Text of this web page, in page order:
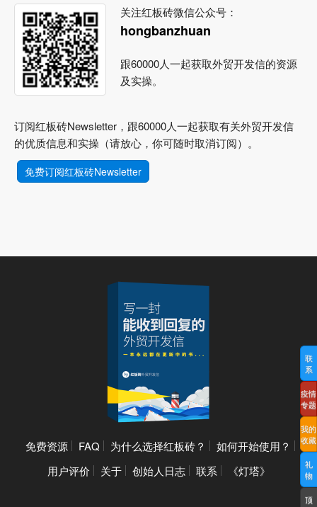
关注红板砖微信公众号：
hongbanzhuan
跟60000人一起获取外贸开发信的资源
及实操。
订阅红板砖Newsletter，跟60000人一起获取有关外贸开发信
的优质信息和实操（请放心，你可随时取消订阅）。
免费订阅红板砖Newsletter
免费资源 FAQ 为什么选择红板砖？
如何开始使用？
用户评价
关于 创始人日志 联系 《灯塔》
联
系
疫情
专题
我的
收藏
礼
物
顶